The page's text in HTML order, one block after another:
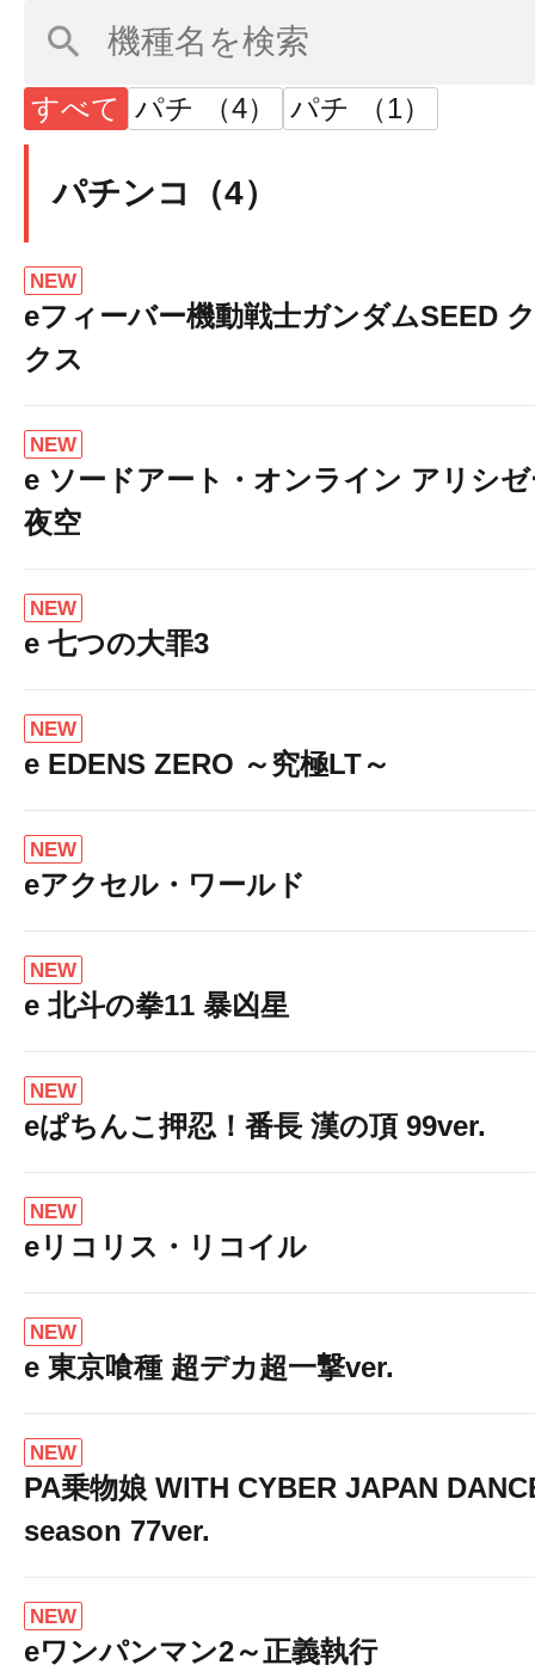
すべて パチ （4） パチ （1）
パチンコ（4）
NEW
eフィーバー機動戦士ガンダムSEED
クス
NEW
e ソードアート・オンライン アリシ
夜空
NEW
e 七つの大罪3
NEW
e EDENS ZERO ～究極LT～
NEW
eアクセル・ワールド
NEW
e 北斗の拳11 暴凶星
NEW
eぱちんこ押忍！番長 漢の頂 99ver.
NEW
eリコリス・リコイル
NEW
e 東京喰種 超デカ超一撃ver.
NEW
PA乗物娘 WITH CYBER JAPAN
season 77ver.
NEW
eワンパンマン2～正義執行